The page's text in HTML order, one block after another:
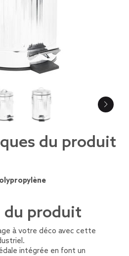
du produit
du produit
à votre déco avec cette
intégrée en font un